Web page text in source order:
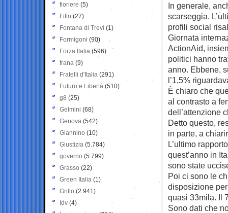
In generale,
scarseggia.
profili social
Giornata
ActionAid,
politici hanno
anno. Ebbene,
l’1,5%
È chiaro che
al contrasto a
dell’attenzione
Detto questo,
in parte, a
L’ultimo
quest’anno in
sono state
Poi ci sono le
disposizione
quasi 33mila. Il
Sono dati che
fioriere (5)
Fitto (27)
Fontana di Trevi (1)
Formigoni (90)
Forza Italia (596)
frana (9)
Fratelli d'Italia (291)
Futuro e Libertà (510)
g8 (25)
Gelmini (68)
Genova (542)
Giannino (10)
Giustizia (5.784)
governo (5.799)
Grasso (22)
Green Italia (1)
Grillo (2.941)
Idv (4)